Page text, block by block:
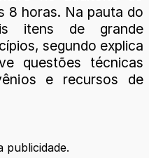
8 horas. Na pauta do
itens de grande
segundo explica
questões técnicas
e recursos de
publicidade.